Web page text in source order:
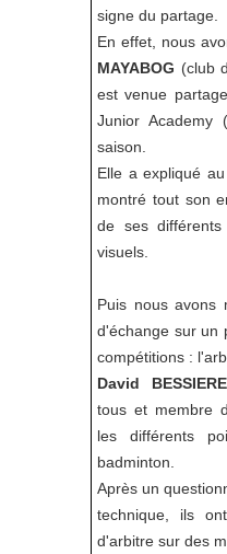
signe du partage.
En effet, nous
MAYABOG (club
est venue
Junior Academy
saison.
Elle a expliqué
montré tout son
de ses
visuels.
Puis nous avons
d'échange sur un
compétitions :
David BESSIERE
tous et membre
les différents
badminton.
Après un
technique, ils
d'arbitre sur des